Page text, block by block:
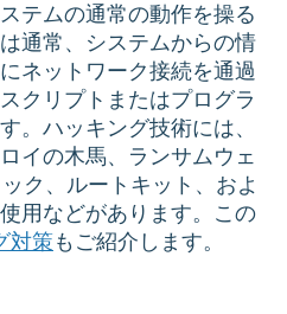
テムの通常の動作を操る
通常、システムからの情
ネットワーク接続を通過
クリプトまたはプログラ
。ハッキング技術には、
イの木馬、ランサムウェ
ク、ルートキット、およ
用などがあります。この
対策もご紹介します。